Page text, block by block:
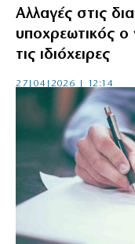
Αλλαγές στις
υποχρεωτικός ο
τις ιδιόχειρες
27|04|2026 | 12:14